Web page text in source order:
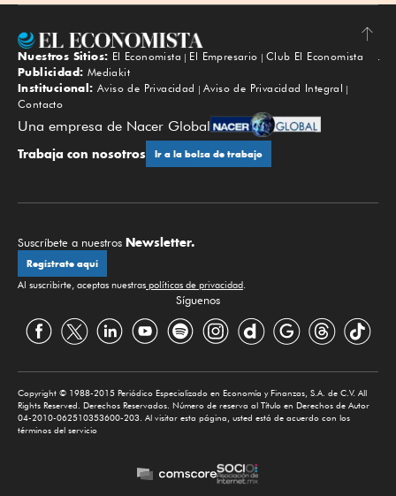
Subir
Nuestros Sitios: El Economista El Empresario
Club El Economista
Publicidad: Mediakit
Institucional: Aviso de Privacidad
Aviso de Privacidad Integral
Contacto
Una empresa de Nacer Global
Trabaja con nosotros Ir a la bolsa de trabajo
Suscríbete a nuestros Newsletter.
Regístrate aquí
Al suscribirte, aceptas nuestras políticas de privacidad
Síguenos
Copyright © 1988-2015 Periódico Especializado en Economía y Finanzas, S.A. de C.V. All
Rights Reserved. Derechos Reservados. Número de reserva al Título en Derechos de Autor
04-2010-062510353600-203. Al visitar esta página, usted está de acuerdo con los
términos del servicio